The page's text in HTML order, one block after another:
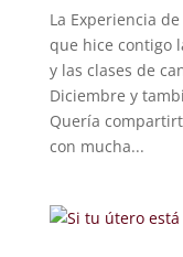
La Experiencia
que hice contigo
y las clases de
Diciembre y
Quería
con mucha...